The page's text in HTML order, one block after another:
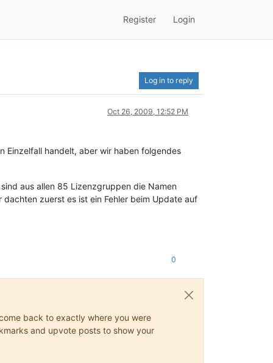
Register Login
Log in to reply
Oct 26, 2009, 12:52 PM
Einzelfall handelt, aber wir haben folgendes
aus allen 85 Lizenzgruppen die Namen
zuerst es ist ein Fehler beim Update auf
0
back to exactly where you were
and upvote posts to show your